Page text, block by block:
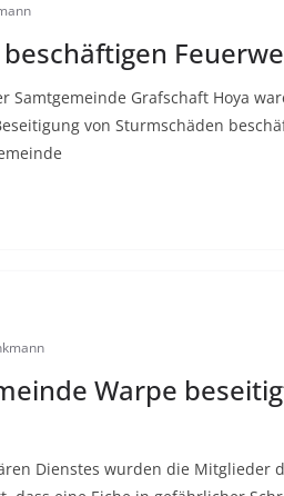
Samtgemeinde Grafschaft Hoya
von Sturmschäden
Warpe
Dienstes wurden die Mitglieder